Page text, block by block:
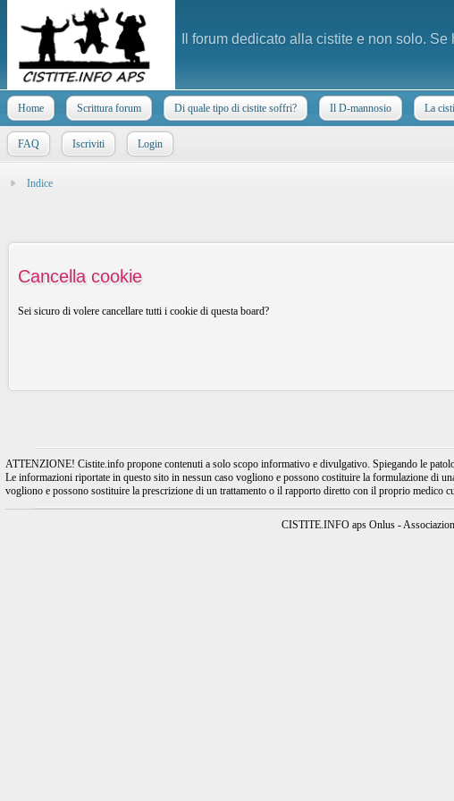
Il forum dedicato alla cistite e non solo.
Home Scrittura forum Di quale tipo di cistite soffri? Il D-mannosio La
FAQ Iscriviti Login
Indice
Cancella cookie
Sei sicuro di volere cancellare tutti i cookie di questa board?
ATTENZIONE! Cistite.info propone contenuti a solo scopo informativo e divulgativo. Spiegando le
Le informazioni riportate in questo sito in nessun caso vogliono e possono costituire la formulazione di
vogliono e possono sostituire la prescrizione di un trattamento o il rapporto diretto con il proprio medico
CISTITE.INFO aps Onlus -